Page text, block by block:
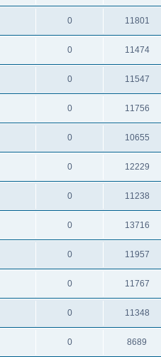
0 11801
0 11474
0 11547
0 11756
0 10655
0 12229
0 11238
0 13716
0 11957
0 11767
0 11348
0 8689